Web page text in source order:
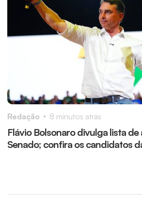
Flávio Bolsonaro divulga lista de
Senado; confira os candidatos
Redação 8 minutos atrás